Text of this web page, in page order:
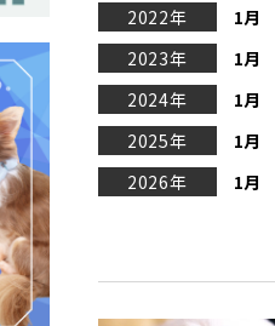
2022年
1月
2023年
1月
2024年
1月
2025年
1月
2026年
1月